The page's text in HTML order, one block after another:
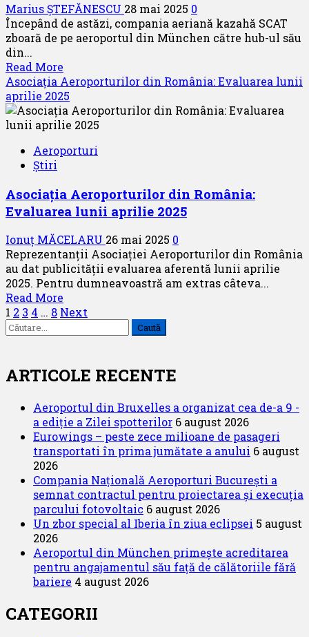
zboruri
directe
către
Marius ȘTEFĂNESCU 28 mai 2025 0
Începând de astăzi, compania aeriană kazahă SCAT
zboară de pe aeroportul din München către hub-ul său
din...
Read More
more
about
SCAT
Airlines
zboruri
München
către
Asociația Aeroporturilor din România: Evaluarea lunii
aprilie 2025
Aeroporturi
Știri
Asociația Aeroporturilor din România:
Evaluarea lunii aprilie 2025
Ionuț MĂCELARU 26 mai 2025 0
Reprezentanții Asociației Aeroporturilor din România
au dat publicității evaluarea aferentă lunii aprilie
2025. Pentru dumneavoastră am extras câteva...
Read More
more
Asociația
din
România:
lunii
aprilie
2025
Paginație
articole
1 2 3 4 … 8 Next
Caută
după:
ARTICOLE RECENTE
Aeroportul din Bruxelles a organizat cea de-a 9 -
a ediție a Zilei spotterilor 6 august 2026
Eurowings – peste zece milioane de pasageri
transportati în prima jumătate a anului 6 august
2026
Compania Națională Aeroporturi București a
semnat contractul pentru proiectarea și execuția
parcului fotovoltaic 6 august 2026
Un zbor special al Iberia în ziua eclipsei 5 august
2026
Aeroportul din München primește acreditarea
pentru angajamentul său față de călătoriile fără
bariere 4 august 2026
CATEGORII